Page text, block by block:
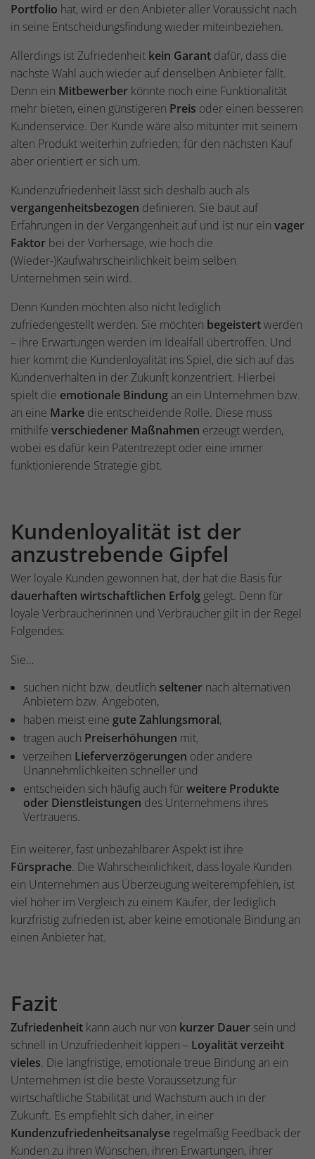
Portfolio hat, wird er den Anbieter aller Voraussicht nach
in seine Entscheidungsfindung wieder miteinbeziehen.
Allerdings ist Zufriedenheit kein Garant dafür, dass die
nächste Wahl auch wieder auf denselben Anbieter fällt.
Denn ein Mitbewerber könnte noch eine Funktionalität
mehr bieten, einen günstigeren Preis oder einen besseren
Kundenservice. Der Kunde wäre also mitunter mit seinem
alten Produkt weiterhin zufrieden; für den nächsten Kauf
aber orientiert er sich um.
Kundenzufriedenheit lässt sich deshalb auch als
vergangenheitsbezogen definieren. Sie baut auf
Erfahrungen in der Vergangenheit auf und ist nur ein vager
Faktor bei der Vorhersage, wie hoch die
(Wieder-)Kaufwahrscheinlichkeit beim selben
Unternehmen sein wird.
Denn Kunden möchten also nicht lediglich
zufriedengestellt werden. Sie möchten begeistertwerden
– ihre Erwartungen werden im Idealfall übertroffen. Und
hier kommt die Kundenloyalität ins Spiel, die sich auf das
Kundenverhalten in der Zukunft konzentriert. Hierbei
spielt die emotionale Bindung an ein Unternehmen bzw.
an eine Marke die entscheidende Rolle. Diese muss
mithilfe verschiedener Maßnahmen erzeugt werden,
wobei es dafür kein Patentrezept oder eine immer
funktionierende Strategie gibt.
Kundenloyalität ist der
anzustrebende Gipfel
Wer loyale Kunden gewonnen hat, der hat die Basis für
dauerhaften wirtschaftlichen Erfolg gelegt. Denn für
loyale Verbraucherinnen und Verbraucher gilt in der Regel
Folgendes:
Sie…
suchen nicht bzw. deutlich seltener nach alternativen
Anbietern bzw. Angeboten,
haben meist eine gute Zahlungsmoral,
tragen auch Preiserhöhungen mit,
verzeihen Lieferverzögerungen oder andere
Unannehmlichkeiten schneller und
entscheiden sich häufig auch fürweitere Produkte
oder Dienstleistungen des Unternehmens ihres
Vertrauens.
Ein weiterer, fast unbezahlbarer Aspekt ist ihre
Fürsprache. Die Wahrscheinlichkeit, dass loyale Kunden
ein Unternehmen aus Überzeugung weiterempfehlen, ist
viel höher im Vergleich zu einem Käufer, der lediglich
kurzfristig zufrieden ist, aber keine emotionale Bindung an
einen Anbieter hat.
Fazit
Zufriedenheit kann auch nur von kurzer Dauer sein und
schnell in Unzufriedenheit kippen – Loyalität verzeiht
vieles. Die langfristige, emotionale treue Bindung an ein
Unternehmen ist die beste Voraussetzung für
wirtschaftliche Stabilität und Wachstum auch in der
Zukunft. Es empfiehlt sich daher, in einer
Kundenzufriedenheitsanalyse regelmäßig Feedback der
Kunden zu ihren Wünschen, ihren Erwartungen, ihrer